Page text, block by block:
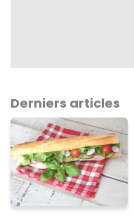
Derniers articles